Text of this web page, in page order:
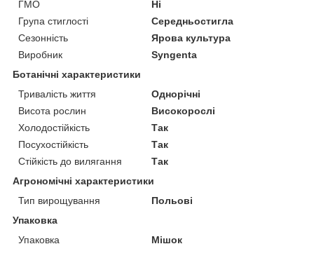
ГМО
Ні
Група стиглості
Середньостигла
Сезонність
Ярова культура
Виробник
Syngenta
Ботанічні характеристики
Тривалість життя
Однорічні
Висота рослин
Високорослі
Холодостійкість
Так
Посухостійкість
Так
Стійкість до вилягання
Так
Агрономічні характеристики
Тип вирощування
Польові
Упаковка
Упаковка
Мішок